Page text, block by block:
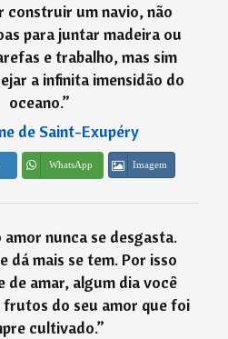
construir um navio, não
para juntar madeira ou
e trabalho, mas sim
a infinita imensidão do
oceano.”
de Saint-Exupéry
WhatsApp Imagem
nunca se desgasta.
dá mais se tem. Por isso
de amar, algum dia você
frutos do seu amor que foi
cultivado.”